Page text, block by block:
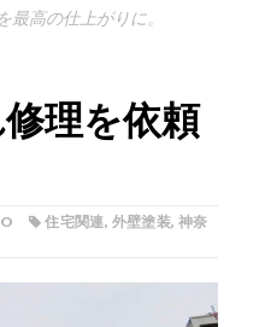
最高の仕上がりに。
理を依頼
住宅関連, 外壁塗装, 神奈